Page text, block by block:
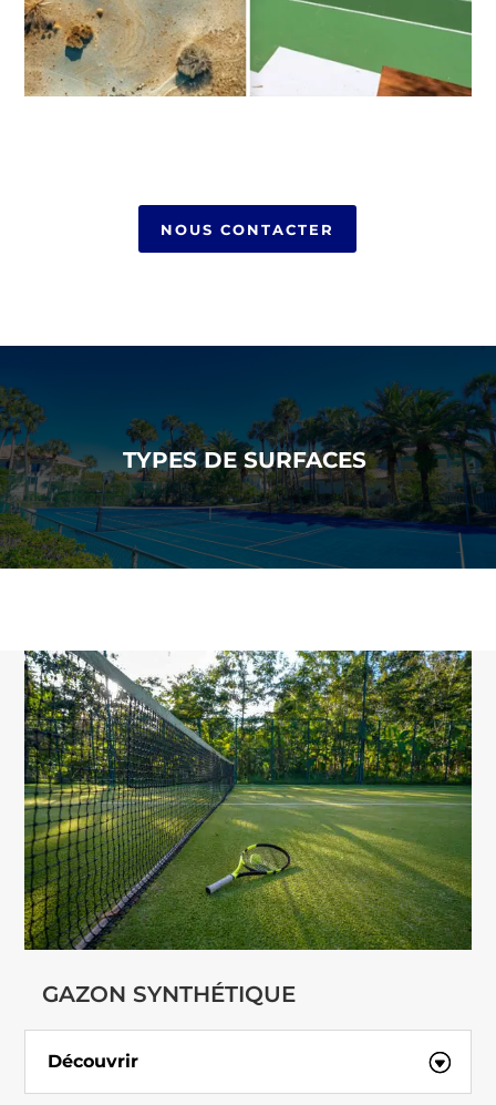
NOUS CONTACTER
TYPES DE SURFACES
GAZON SYNTHÉTIQUE
Découvrir